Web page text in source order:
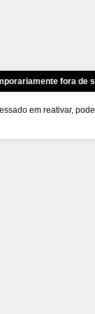
fora de
em reativar, pode